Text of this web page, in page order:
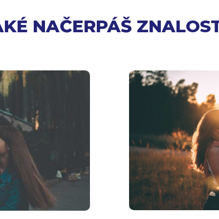
NAČERPÁŠ